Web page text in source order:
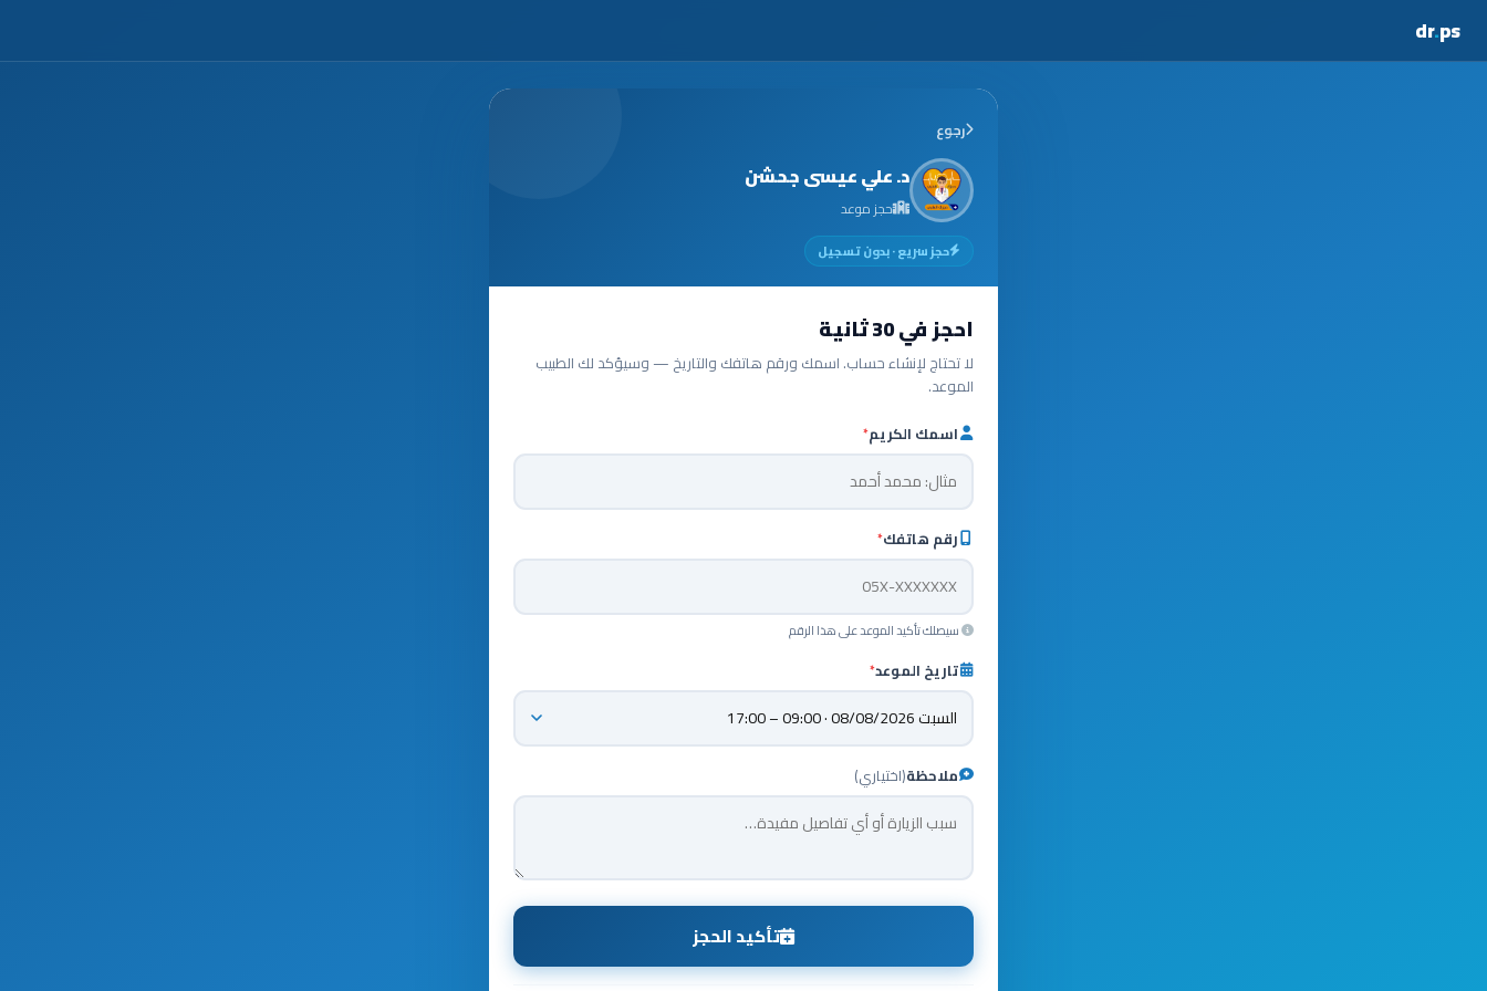
dr.ps
رجوع
د. علي عيسى جحشن
حجز موعد
حجز سريع · بدون تسجيل
احجز في 30 ثانية
لا تحتاج لإنشاء حساب. اسمك ورقم هاتفك والتاريخ — وسيؤكد لك الطبيب
الموعد.
اسمك الكريم*
رقم هاتفك*
سيصلك تأكيد الموعد على هذا الرقم
تاريخ الموعد*
ملاحظة(اختياري)
تأكيد الحجز